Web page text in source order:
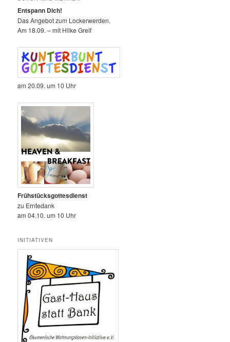
Entspann Dich!
Das Angebot zum Lockerwerden.
Am 18.09. – mit Hilke Greif
am 20.09. um 10 Uhr
Frühstücksgottesdienst
zu Erntedank
am 04.10. um 10 Uhr
INITIATIVEN